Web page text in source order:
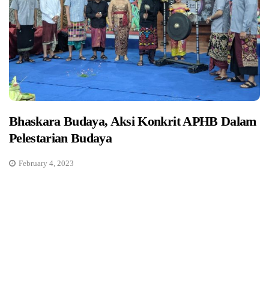
Bhaskara Budaya, Aksi Konkrit APHB Dalam
Pelestarian Budaya
February 4, 2023